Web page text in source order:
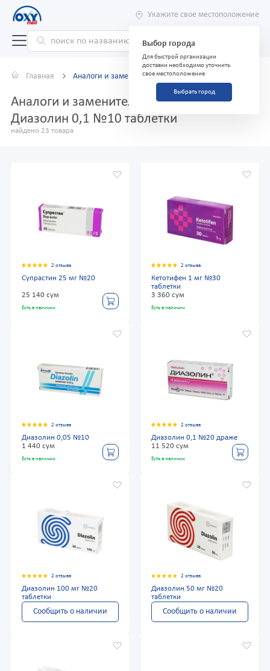
Укажите свое местоположение
Выбор города
Для быстрой организации
доставки необходимо уточнить
свое местоположение
Выбрать город
Главная Аналоги и заменители
Аналоги и заменители препарата
Диазолин 0,1 №10 таблетки
найдено 23 товара
2 отзыва
Супрастин 25 мг №20
25 140 сум
Есть в наличии
2 отзыва
Кетотифен 1 мг №30
таблетки
3 360 сум
Есть в наличии
2 отзыва
Диазолин 0,05 №10
1 440 сум
Есть в наличии
2 отзыва
Диазолин 0,1 №20 драже
11 520 сум
Есть в наличии
2 отзыва
Диазолин 100 мг №20
таблетки
Сообщить о наличии
2 отзыва
Диазолин 50 мг №20
таблетки
Сообщить о наличии